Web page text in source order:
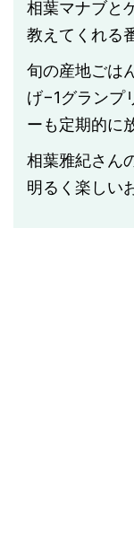
相葉マナブと
教えてくれる
旬の産地ごは
げ−1グランプ
ーも定期的に
相葉雅紀さん
明るく楽しい